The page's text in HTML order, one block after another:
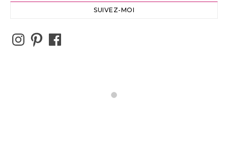
SUIVEZ-MOI
Instagram
PinterestFacebook